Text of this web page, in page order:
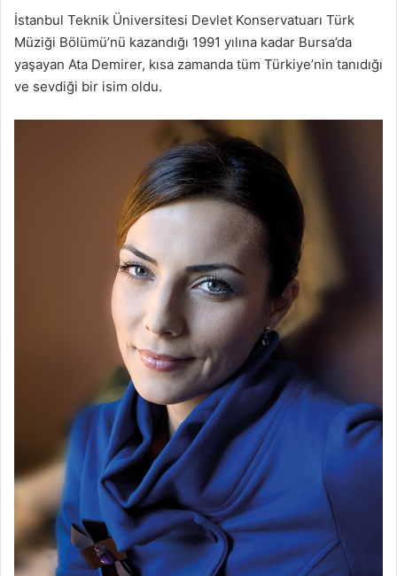
İstanbul Teknik Üniversitesi Devlet Konservatuarı Türk
Müziği Bölümü’nü kazandığı 1991 yılına kadar Bursa’da
yaşayan Ata Demirer, kısa zamanda tüm Türkiye’nin tanıdığı
ve sevdiği bir isim oldu.